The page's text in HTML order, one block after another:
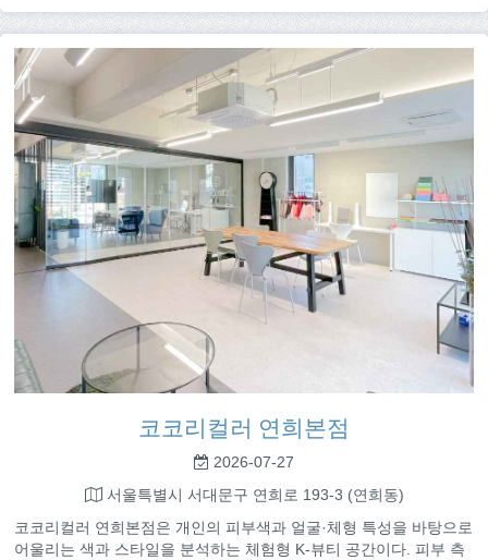
코코리컬러 연희본점
2026-07-27
서울특별시 서대문구 연희로 193-3 (연희동)
코코리컬러 연희본점은 개인의 피부색과 얼굴·체형 특성을 바탕으로
어울리는 색과 스타일을 분석하는 체험형 K-뷰티 공간이다. 피부 측